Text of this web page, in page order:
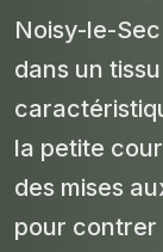
Noisy-le-
dans un
la petite
des mises
pour contrer